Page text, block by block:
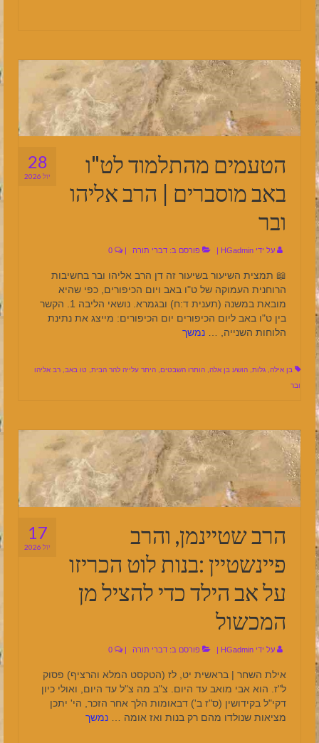
28
יול 2026
הטעמים מהתלמוד לט"ו
באב מוסברים | הרב אליהו
ובר
על ידי HGadmin
| פורסם ב: דברי תורה |
📖 תמצית השיעור בשיעור זה דן הרב אליהו ובר בחשיבות
הרוחנית העמוקה של ט"ו באב ויום הכיפורים, כפי שהיא
מובאת במשנה (תענית ד:ח) ובגמרא. נושאי הליבה 1. הקשר
בין ט"ו באב ליום הכיפורים יום הכיפורים: מייצג את נתינת
הלוחות השנייה, … נמשך
בן אילה גלות הושע בן אלה הותרו השבטים היתר עלייה להר הבית טו באב רב אליהו
ובר
17
יול 2026
הרב שטיינמן, והרב
פיינשטיין :בנות לוט הכריזו
על אב הילד כדי להציל מן
המכשול
על ידי HGadmin
| פורסם ב: דברי תורה |
אילת השחר | בראשית יט, לז (הטקסט המלא והרציף) פסוק
ל"ז. הוא אבי מואב עד היום. צ"ב מה צ"ל עד היום, ואולי כיון
דקי"ל בקידושין (ס"ז ב') דבאומות הלך אחר הזכר, הי' יתכן
מציאות שנולדו מהם רק בנות ואז אומה … נמשך